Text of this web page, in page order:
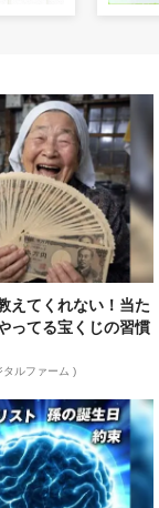
えてくれない！当た
ってる宝くじの習慣
タルファーム )